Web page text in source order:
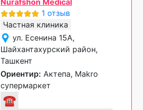
1 отзыв
Частная клиника
ул. Есенина 15А,
Шайхантахурский район,
Ташкент
Ориентир: Актепа, Makro
супермаркет
☎